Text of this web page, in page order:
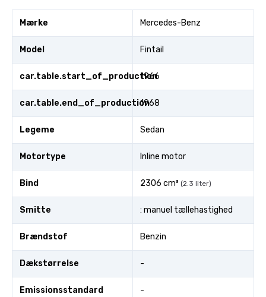
Mærke Mercedes-Benz
Model Fintail
car.table.start_of_production
1966
car.table.end_of_production1968
Legeme Sedan
Motortype Inline motor
Bind 2306 cm³ (2.3 liter)
Smitte : manuel tællehastighed
Brændstof Benzin
Dækstørrelse -
Emissionsstandard -